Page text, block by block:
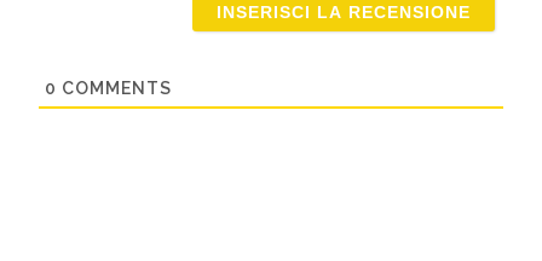
0 COMMENTS